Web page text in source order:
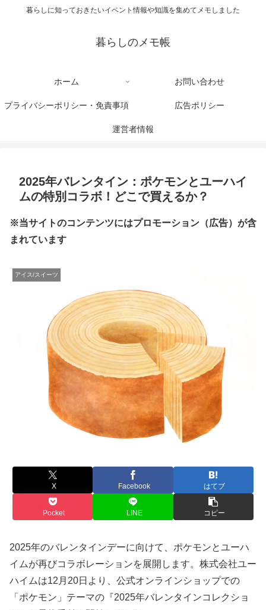
暮らしに知っておきたいイベント情報や知識を集めてメモしました
暮らしのメモ帳
ホーム お問い合わせ
プライバシーポリシー・免責事項 広告ポリシー
運営者情報
2025年バレンタイン：ポケモンとユーハイ
ムの特別コラボ！どこで買えるか？
※当サイトのコンテンツにはプロモーション（広告）が含
まれています
アイス/スイーツ
X Facebook はてブ
Pocket LINE コピー
2025年のバレンタインデーに向けて、ポケモンとユーハ
イムが再びコラボレーションを展開します。株式会社ユー
ハイムは12月20日より、公式オンラインショップでの
「ポケモン」テーマの『2025年バレンタインコレクショ